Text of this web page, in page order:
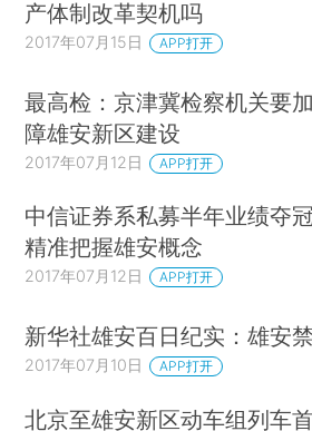
产体制改革契机吗
2017年07月15日 APP打开
最高检：京津冀检察机关要
障雄安新区建设
2017年07月12日 APP打开
中信证券系私募半年业绩夺
精准把握雄安概念
2017年07月12日 APP打开
新华社雄安百日纪实：雄安
2017年07月10日 APP打开
北京至雄安新区动车组列车首